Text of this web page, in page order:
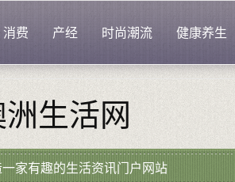
消费 产经 时尚潮流 健康养生
洲生活网
家有趣的生活资讯门户网站